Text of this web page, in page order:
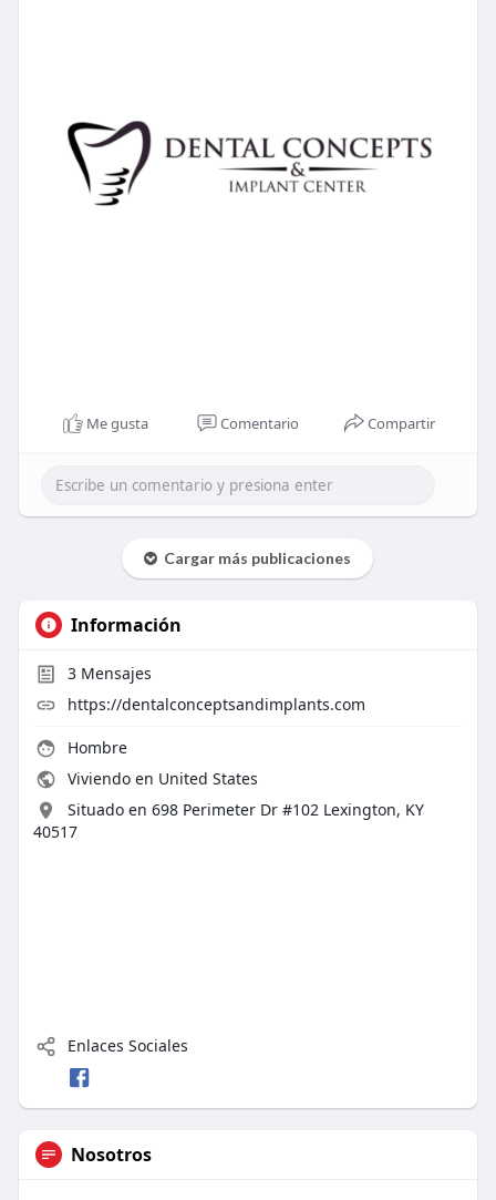
Me gusta Comentario Compartir
Cargar más publicaciones
Información
3Mensajes
https://dentalconceptsandimplants.com
Hombre
Viviendo en United States
Situado en 698 Perimeter Dr #102 Lexington, KY
40517
Enlaces Sociales
Nosotros